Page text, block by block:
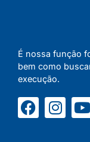
É nossa função
bem como
execução.